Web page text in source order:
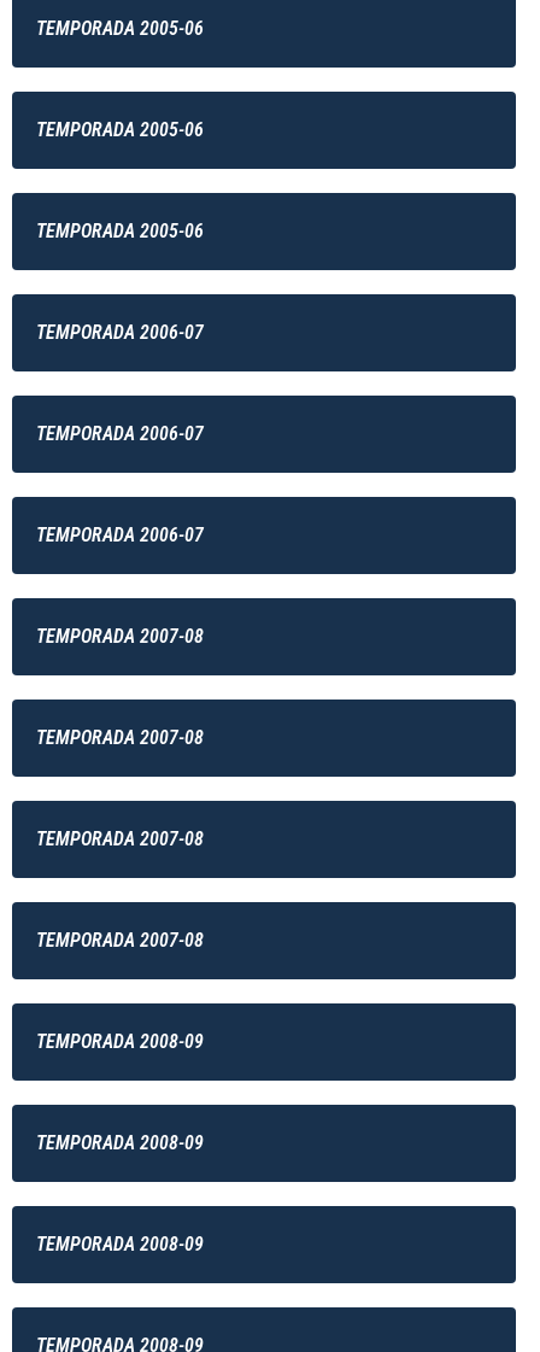
TEMPORADA 2005-06
TEMPORADA 2005-06
TEMPORADA 2005-06
TEMPORADA 2006-07
TEMPORADA 2006-07
TEMPORADA 2006-07
TEMPORADA 2007-08
TEMPORADA 2007-08
TEMPORADA 2007-08
TEMPORADA 2007-08
TEMPORADA 2008-09
TEMPORADA 2008-09
TEMPORADA 2008-09
TEMPORADA 2008-09